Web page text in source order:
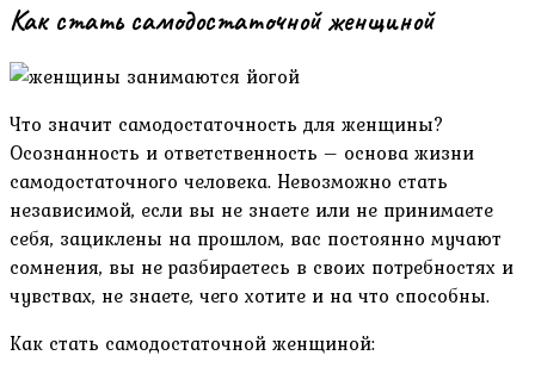
Как стать самодостаточной женщиной
Что значит самодостаточность для женщины?
Осознанность и ответственность – основа жизни
самодостаточного человека. Невозможно стать
независимой, если вы не знаете или не принимаете
себя, зациклены на прошлом, вас постоянно мучают
сомнения, вы не разбираетесь в своих потребностях и
чувствах, не знаете, чего хотите и на что способны.
Как стать самодостаточной женщиной: